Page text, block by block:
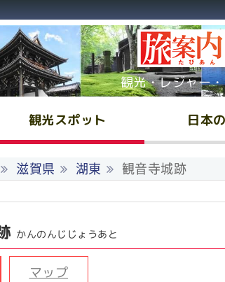
観光・レジャー
観光スポット 日本
滋賀県 湖東 観音寺城跡
かんのんじじょうあと
マップ